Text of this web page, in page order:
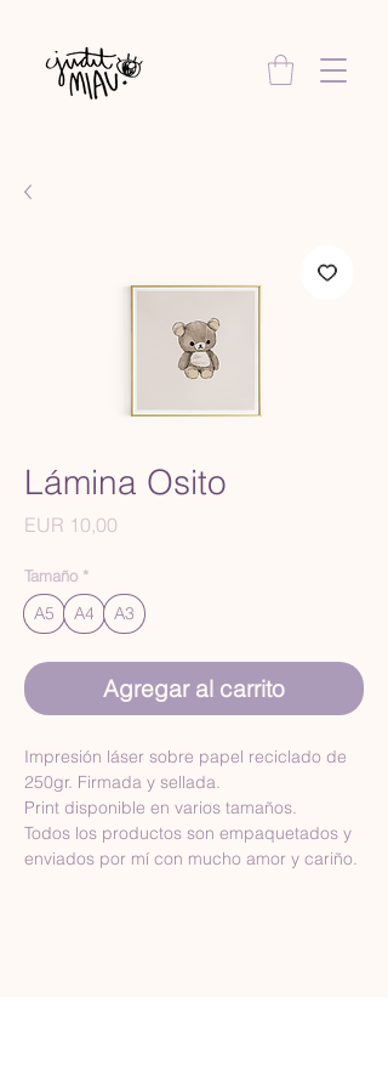
Lámina Osito
EUR 10,00
Tamaño *
A5 A4 A3
Agregar al carrito
Impresión láser sobre papel reciclado de
250gr. Firmada y sellada.
Print disponible en varios tamaños.
Todos los productos son empaquetados y
enviados por mí con mucho amor y cariño.